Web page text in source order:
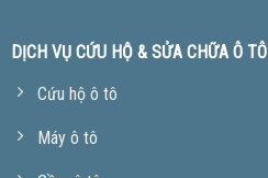
DỊCH VỤ CỨU HỘ & SỬA CHỮA Ô TÔ
Cứu hộ ô tô
Máy ô tô